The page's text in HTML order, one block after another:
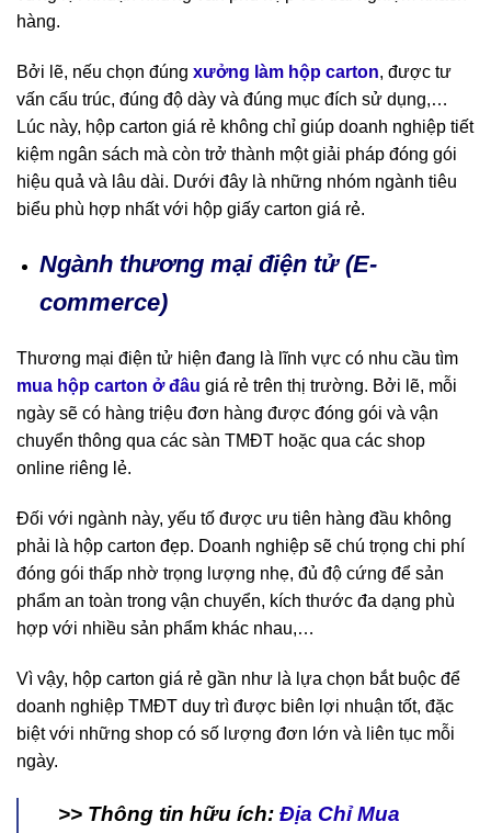
hàng.
Bởi lẽ, nếu chọn đúng xưởng làm hộp carton, được tư
vấn cấu trúc, đúng độ dày và đúng mục đích sử dụng,…
Lúc này, hộp carton giá rẻ không chỉ giúp doanh nghiệp tiết
kiệm ngân sách mà còn trở thành một giải pháp đóng gói
hiệu quả và lâu dài. Dưới đây là những nhóm ngành tiêu
biểu phù hợp nhất với hộp giấy carton giá rẻ.
Ngành thương mại điện tử (E-
commerce)
Thương mại điện tử hiện đang là lĩnh vực có nhu cầu tìm
mua hộp carton ở đâu giá rẻ trên thị trường. Bởi lẽ, mỗi
ngày sẽ có hàng triệu đơn hàng được đóng gói và vận
chuyển thông qua các sàn TMĐT hoặc qua các shop
online riêng lẻ.
Đối với ngành này, yếu tố được ưu tiên hàng đầu không
phải là hộp carton đẹp. Doanh nghiệp sẽ chú trọng chi phí
đóng gói thấp nhờ trọng lượng nhẹ, đủ độ cứng để sản
phẩm an toàn trong vận chuyển, kích thước đa dạng phù
hợp với nhiều sản phẩm khác nhau,…
Vì vậy, hộp carton giá rẻ gần như là lựa chọn bắt buộc để
doanh nghiệp TMĐT duy trì được biên lợi nhuận tốt, đặc
biệt với những shop có số lượng đơn lớn và liên tục mỗi
ngày.
>> Thông tin hữu ích: Địa Chỉ Mua